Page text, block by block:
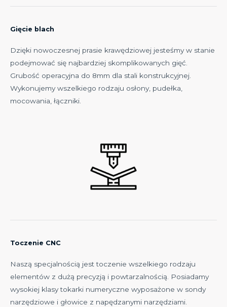
Gięcie blach
Dzięki nowoczesnej prasie krawędziowej jesteśmy w stanie
podejmować się najbardziej skomplikowanych gięć.
Grubość operacyjna do 8mm dla stali konstrukcyjnej.
Wykonujemy wszelkiego rodzaju osłony, pudełka,
mocowania, łączniki.
Toczenie CNC
Naszą specjalnością jest toczenie wszelkiego rodzaju
elementów z dużą precyzją i powtarzalnością. Posiadamy
wysokiej klasy tokarki numeryczne wyposażone w sondy
narzędziowe i głowice z napędzanymi narzędziami.